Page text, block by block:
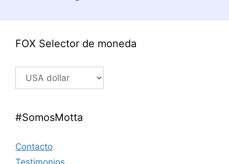
FOX Selector de moneda
#SomosMotta
Contacto